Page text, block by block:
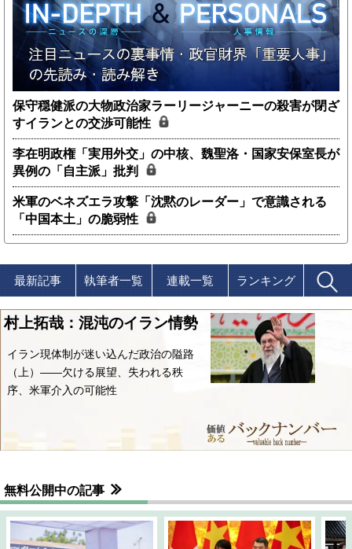
保守穏健派の大物政治家ラーリージャーニーの殺害が閉ざ
すイランとの交渉可能性
李在明政権「実用外交」の中核、魏聖洛・国家安保室長が
異例の「自主派」批判
米軍のベネズエラ攻撃「沈黙のレーダー」で意識される
「中国本土」の脆弱性
最新記事 執筆者一覧 連載一覧 ランキング
村上拓哉：混沌のイラン情勢
イラン現体制が迷い込んだ政治の隘路
（上）――欠ける展望、失われる秩
序、米軍介入の可能性
無料公開中の記事